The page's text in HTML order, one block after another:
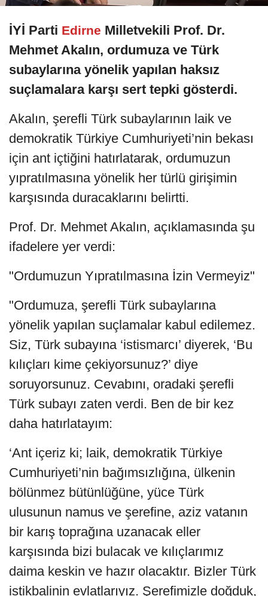
İYİ Parti Edirne Milletvekili Prof. Dr.
Mehmet Akalın, ordumuza ve Türk
subaylarına yönelik yapılan haksız
suçlamalara karşı sert tepki gösterdi.
Akalın, şerefli Türk subaylarının laik ve
demokratik Türkiye Cumhuriyeti’nin bekası
için ant içtiğini hatırlatarak, ordumuzun
yıpratılmasına yönelik her türlü girişimin
karşısında duracaklarını belirtti.
Prof. Dr. Mehmet Akalın, açıklamasında şu
ifadelere yer verdi:
"Ordumuzun Yıpratılmasına İzin Vermeyiz"
"Ordumuza, şerefli Türk subaylarına
yönelik yapılan suçlamalar kabul edilemez.
Siz, Türk subayına ‘istismarcı’ diyerek, ‘Bu
kılıçları kime çekiyorsunuz?’ diye
soruyorsunuz. Cevabını, oradaki şerefli
Türk subayı zaten verdi. Ben de bir kez
daha hatırlatayım:
‘Ant içeriz ki; laik, demokratik Türkiye
Cumhuriyeti’nin bağımsızlığına, ülkenin
bölünmez bütünlüğüne, yüce Türk
ulusunun namus ve şerefine, aziz vatanın
bir karış toprağına uzanacak eller
karşısında bizi bulacak ve kılıçlarımız
daima keskin ve hazır olacaktır. Bizler Türk
istikbalinin evlatlarıyız. Şerefimizle doğduk,